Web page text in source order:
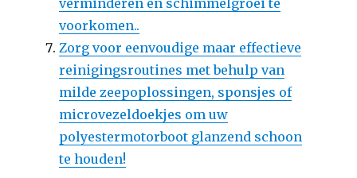
verminderen en schimmelgroei te
voorkomen..
Zorg voor eenvoudige maar effectieve
reinigingsroutines met behulp van
milde zeepoplossingen, sponsjes of
microvezeldoekjes om uw
polyestermotorboot glanzend schoon
te houden!